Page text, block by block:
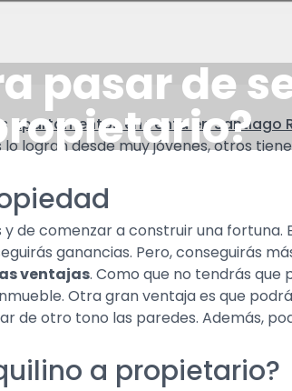
pasar de
apartamentos en venta en Santiago
lo logran desde muy jóvenes, otros
de comenzar a construir una
ganancias. Pero, conseguirás
ventajas. Como que no tendrás
Otra gran ventaja es que
de otro tono las paredes. Además,
a propietario?